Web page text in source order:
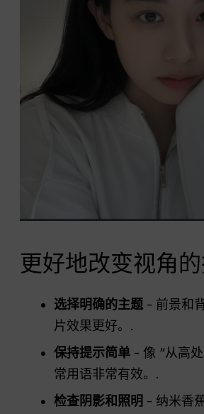
更好地改变视角
选择明确的主题 - 前景和
片效果更好。.
保持提示简单 - 像 “从高
常用语非常有效。.
检查阴影和照明 - 纳米香